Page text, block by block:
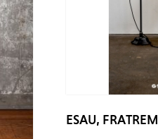
ESAU, FRATREM